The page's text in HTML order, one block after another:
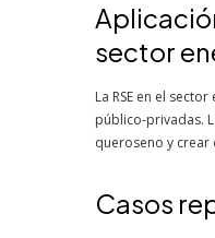
sector
La RSE en el
público-privadas.
queroseno y
Casos